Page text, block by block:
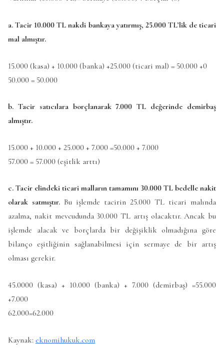
a. Tacir 10.000 TL nakdi bankaya yatırmış, 25.000 TL’lik de ticari
mal almıştır.
15.000 (kasa) + 10.000 (banka) +25.000 (ticari mal) = 50.000 +0
50.000 = 50.000
b. Tacir satıcılara borçlanarak 7.000 TL değerinde demirbaş
almıştır.
15.000 + 10.000 + 25.000 + 7.000 =50.000 + 7.000
57.000 = 57.000 (eşitlik arttı)
c. Tacir elindeki ticari malların tamamını 30.000 TL bedelle nakit
olarak satmıştır. Bu işlemde tacirin 25.000 TL ticari malında
azalma, nakit mevcudunda 30.000 TL artış olacaktır. Ancak bu
işlemde alacak ve borçlarda bir değişiklik olmadığına göre
bilanço eşitliğinin sağlanabilmesi için sermaye de bir artış
olması gerekir.
45.0000 (kasa) + 10.000 (banka) + 7.000 (demirbaş) =55.000
+7.000
62.000=62.000
Kaynak: eknomihukuk.com